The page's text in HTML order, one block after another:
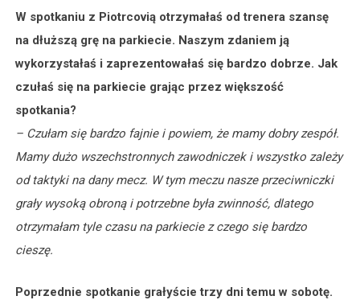
W spotkaniu z Piotrcovią otrzymałaś od trenera szansę
na dłuższą grę na parkiecie. Naszym zdaniem ją
wykorzystałaś i zaprezentowałaś się bardzo dobrze. Jak
czułaś się na parkiecie grając przez większość
spotkania?
– Czułam się bardzo fajnie i powiem, że mamy dobry zespół.
Mamy dużo wszechstronnych zawodniczek i wszystko zależy
od taktyki na dany mecz. W tym meczu nasze przeciwniczki
grały wysoką obroną i potrzebne była zwinność, dlatego
otrzymałam tyle czasu na parkiecie z czego się bardzo
cieszę.
Poprzednie spotkanie grałyście trzy dni temu w sobotę.